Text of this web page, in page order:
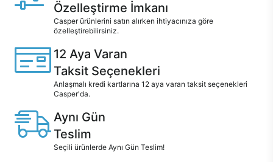
Özelleştirme İmkanı
Casper ürünlerini satın alırken ihtiyacınıza göre
özelleştirebilirsiniz.
12 Aya Varan
Taksit Seçenekleri
Anlaşmalı kredi kartlarına 12 aya varan taksit seçenekleri
Casper'da.
Aynı Gün
Teslim
Seçili ürünlerde Aynı Gün Teslim!